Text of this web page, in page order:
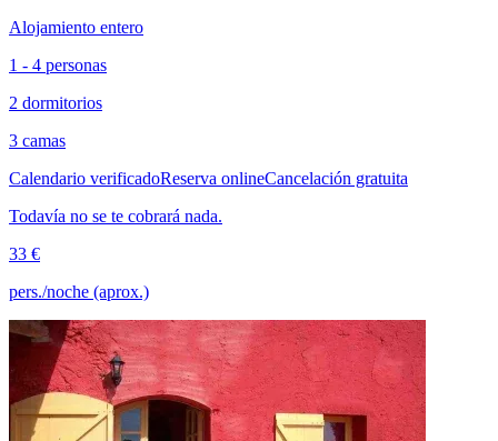
Alojamiento entero
1 - 4 personas
2 dormitorios
3 camas
Calendario verificadoReserva onlineCancelación gratuita
Todavía no se te cobrará nada.
33 €
pers./noche (aprox.)